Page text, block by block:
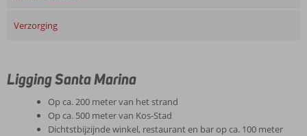
Verzorging
Ligging Santa Marina
Op ca. 200 meter van het strand
Op ca. 500 meter van Kos-Stad
Dichtstbijzijnde winkel, restaurant en bar op ca. 100 meter